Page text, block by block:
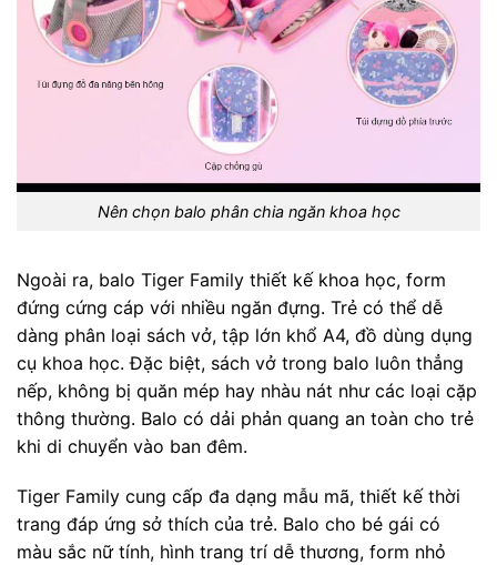
Nên chọn balo phân chia ngăn khoa học
Ngoài ra, balo Tiger Family thiết kế khoa học, form
đứng cứng cáp với nhiều ngăn đựng. Trẻ có thể dễ
dàng phân loại sách vở, tập lớn khổ A4, đồ dùng dụng
cụ khoa học. Đặc biệt, sách vở trong balo luôn thẳng
nếp, không bị quăn mép hay nhàu nát như các loại cặp
thông thường. Balo có dải phản quang an toàn cho trẻ
khi di chuyển vào ban đêm.
Tiger Family cung cấp đa dạng mẫu mã, thiết kế thời
trang đáp ứng sở thích của trẻ. Balo cho bé gái có
màu sắc nữ tính, hình trang trí dễ thương, form nhỏ